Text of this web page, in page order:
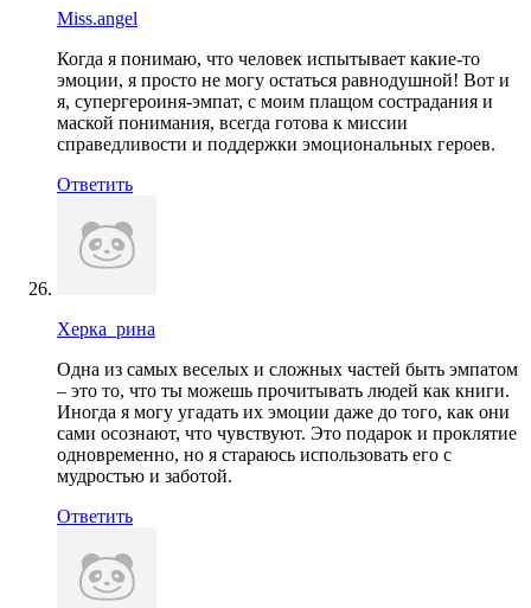
Miss.angel
Когда я понимаю, что человек испытывает какие-то
эмоции, я просто не могу остаться равнодушной! Вот и
я, супергероиня-эмпат, с моим плащом сострадания и
маской понимания, всегда готова к миссии
справедливости и поддержки эмоциональных героев.
Ответить
Херка_рина
Одна из самых веселых и сложных частей быть эмпатом
– это то, что ты можешь прочитывать людей как книги.
Иногда я могу угадать их эмоции даже до того, как они
сами осознают, что чувствуют. Это подарок и проклятие
одновременно, но я стараюсь использовать его с
мудростью и заботой.
Ответить